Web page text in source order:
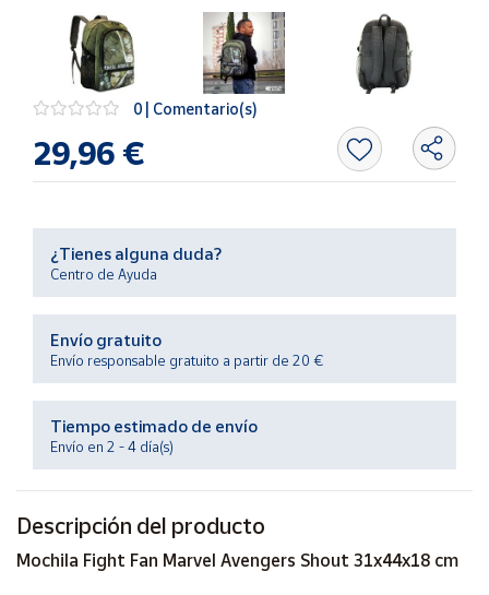
novedades
de Correos
Productos
Centro
de ayuda
Contacto
Vendedores
Mapa de
vendedores
vendedor
Área
0 | Comentario(s)
29,96 €
¿Tienes alguna duda?
Centro de Ayuda
Envío gratuito
Envío responsable gratuito a partir de 20 €
Tiempo estimado de envío
Envío en 2 - 4 día(s)
Descripción del producto
Mochila Fight Fan Marvel Avengers Shout 31x44x18 cm